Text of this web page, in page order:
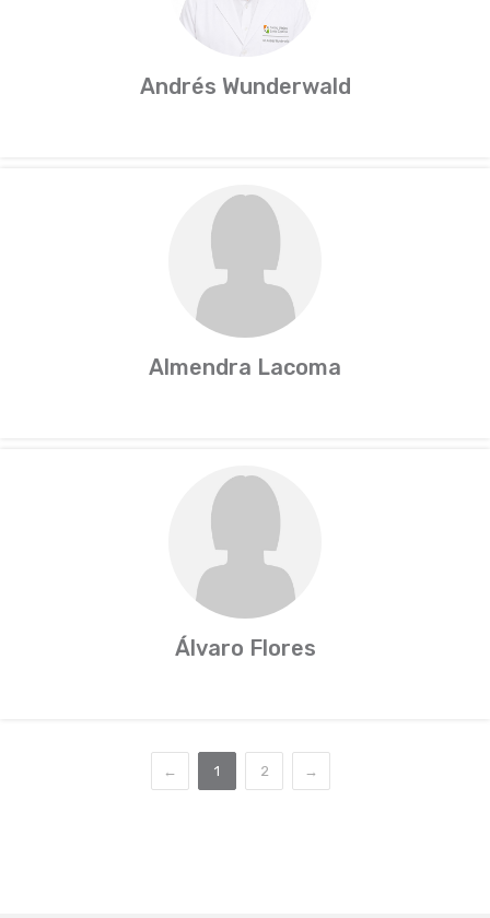
Andrés Wunderwald
Almendra Lacoma
Álvaro Flores
← 1 2 →